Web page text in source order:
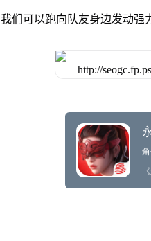
我们可以跑向队友身边发动强